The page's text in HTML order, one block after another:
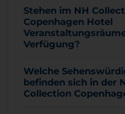
Stehen im NH
Copenhagen Hotel
Verfügung?
Welche
befinden sich in der
Collection